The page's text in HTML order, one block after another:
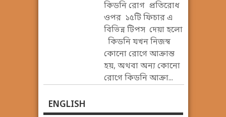
কিডনি রোগ প্রতিরোধ
ওপর ১৫টি ফিচার এ
বিভিন্ন টিপস দেয়া হলো
কিডনি যখন নিজস্ব
কোনো রোগে আক্রান্ত
হয়, অথবা অন্য কোনো
রোগে কিডনি আক্রা...
ENGLISH